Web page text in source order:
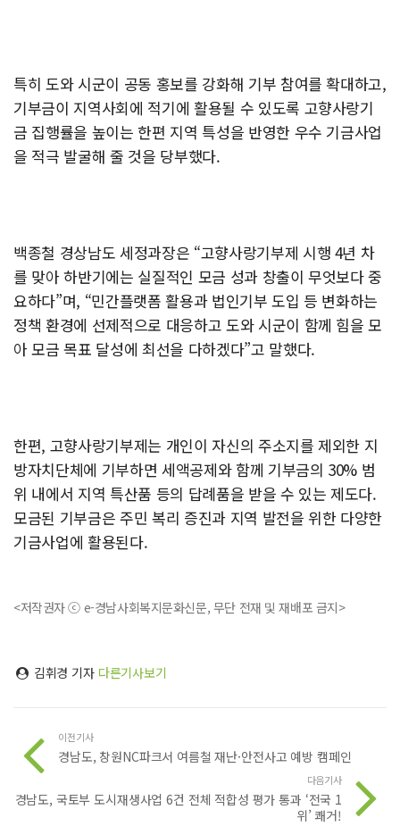
특히 도와 시군이 공동 홍보를 강화해 기부 참여를 확대하고,
기부금이 지역사회에 적기에 활용될 수 있도록 고향사랑기
금 집행률을 높이는 한편 지역 특성을 반영한 우수 기금사업
을 적극 발굴해 줄 것을 당부했다.
백종철 경상남도 세정과장은 “고향사랑기부제 시행 4년 차
를 맞아 하반기에는 실질적인 모금 성과 창출이 무엇보다 중
요하다”며, “민간플랫폼 활용과 법인기부 도입 등 변화하는
정책 환경에 선제적으로 대응하고 도와 시군이 함께 힘을 모
아 모금 목표 달성에 최선을 다하겠다”고 말했다.
한편, 고향사랑기부제는 개인이 자신의 주소지를 제외한 지
방자치단체에 기부하면 세액공제와 함께 기부금의 30% 범
위 내에서 지역 특산품 등의 답례품을 받을 수 있는 제도다.
모금된 기부금은 주민 복리 증진과 지역 발전을 위한 다양한
기금사업에 활용된다.
<저작권자 ⓒ e-경남사회복지문화신문, 무단 전재 및 재배포 금지>
김휘경 기자 다른기사보기
이전기사
경남도, 창원NC파크서 여름철 재난·안전사고 예방 캠페인
다음기사
경남도, 국토부 도시재생사업 6건 전체 적합성 평가 통과 ‘전국 1
위’ 쾌거!